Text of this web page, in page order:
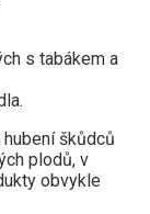
s tabákem a
škůdců
plodů, v
obvykle